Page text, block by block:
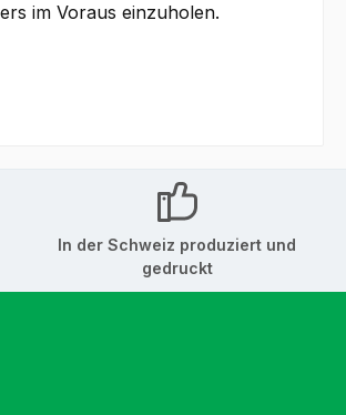
im Voraus einzuholen.
In der Schweiz produziert und
gedruckt